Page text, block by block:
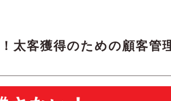
太客獲得のための顧客管